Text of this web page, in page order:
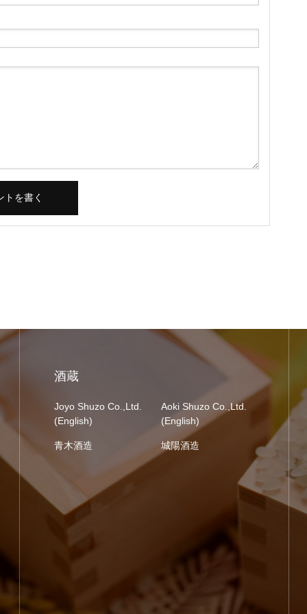
酒蔵
Joyo Shuzo Co.,Ltd.
(English)
Aoki Shuzo Co.,Ltd.
(English)
青木酒造 城陽酒造